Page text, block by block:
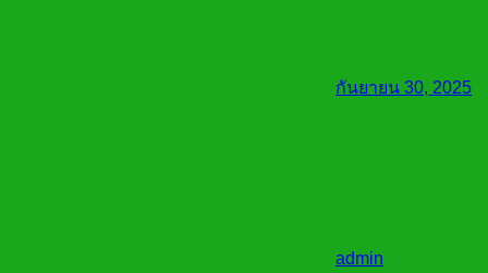
กันยายน 30, 2025
admin